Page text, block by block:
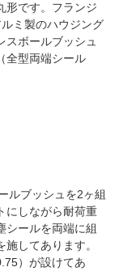
形です。フランジ
ミ製のハウジング
スボールブッシュ
全型両端シール
ルブッシュを2ヶ組
にしながら耐荷重
シールを両端に組
してあります。
）が設けてあ